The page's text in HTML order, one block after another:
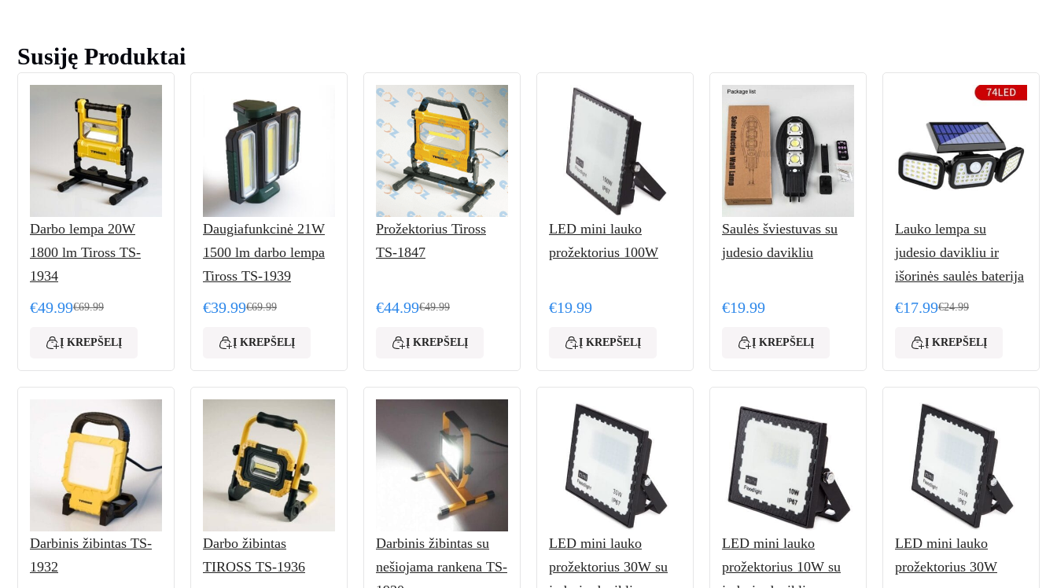
Susiję Produktai
Darbo lempa 20W
1800 lm Tiross TS-
1934
€69.99
Original price was: €69.99.
€49.99
Current price is: €49.99.
Į KREPŠELĮ
Daugiafunkcinė 21W
1500 lm darbo lempa
Tiross TS-1939
€69.99
Original price was: €69.99.
€39.99
Current price is: €39.99.
Į KREPŠELĮ
Prožektorius Tiross
TS-1847
€49.99
Original price was: €49.99.
€44.99
Current price is: €44.99.
Į KREPŠELĮ
LED mini lauko
prožektorius 100W
€19.99
Į KREPŠELĮ
Saulės šviestuvas su
judesio davikliu
€19.99
Į KREPŠELĮ
Lauko lempa su
judesio davikliu ir
išorinės saulės baterija
€24.99
Original price was:
€17.99
Current price is: €17.99.
Į KREPŠELĮ
Darbinis žibintas TS-
1932
Darbo žibintas
TIROSS TS-1936
Darbinis žibintas su
nešiojama rankena TS-
LED mini lauko
prožektorius 30W su
LED mini lauko
prožektorius 10W su
LED mini lauko
prožektorius 30W